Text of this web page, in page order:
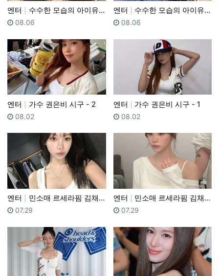
엔터 수수한 모습의 아이유 - 2
등록일
08.06
엔터 수수한 모습의 아이유 - 1
등록일
08.06
엔터 가수 권은비 시구 - 2
등록일
08.02
엔터 가수 권은비 시구 - 1
등록일
08.02
엔터 민소매 르세라핌 김채원 - 2
등록일
07.29
엔터 민소매 르세라핌 김채원 - 1
등록일
07.29